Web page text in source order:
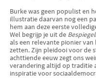
Burke was geen populist en
illustratie daarvan nog een
hem aan deze eerste
Wel begrijp je uit de
als een relevante pionier
zetten. Zijn pleidooi voor de
achttiende eeuw zegt ons
verandering altijd op traditie
inspiratie voor